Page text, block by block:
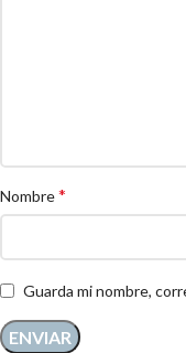
Nombre*
Guarda mi nombre,